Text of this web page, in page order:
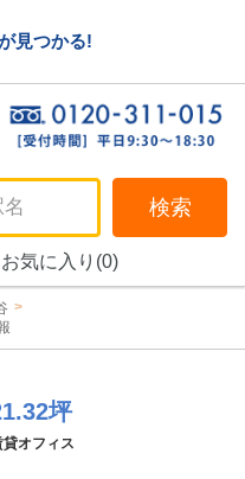
見つかる!
検索
お気に入り (0)
坪
オフィス